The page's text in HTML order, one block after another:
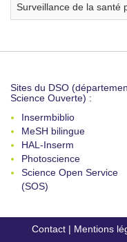
Surveillance de la santé
Sites du DSO
Science Ouverte) :
Insermbiblio
MeSH bilingue
HAL-Inserm
Photoscience
Science Open Service
(SOS)
Contact | Mentions